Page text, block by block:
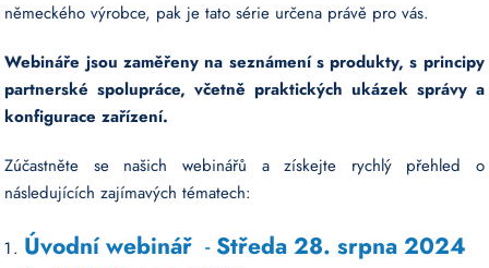
německého výrobce, pak je tato série určena právě pro vás.
Webináře jsou zaměřeny na seznámení s produkty, s principy
partnerské spolupráce, včetně praktických ukázek správy a
konfigurace zařízení.
Zúčastněte se našich webinářů a získejte rychlý přehled o
následujících zajímavých tématech:
Úvodní webinář -Středa 28. srpna 2024